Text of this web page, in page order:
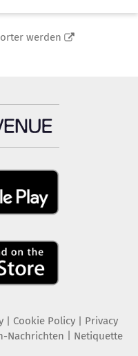
werden
| Cookie Policy| Privacy
Nachrichten Netiquette